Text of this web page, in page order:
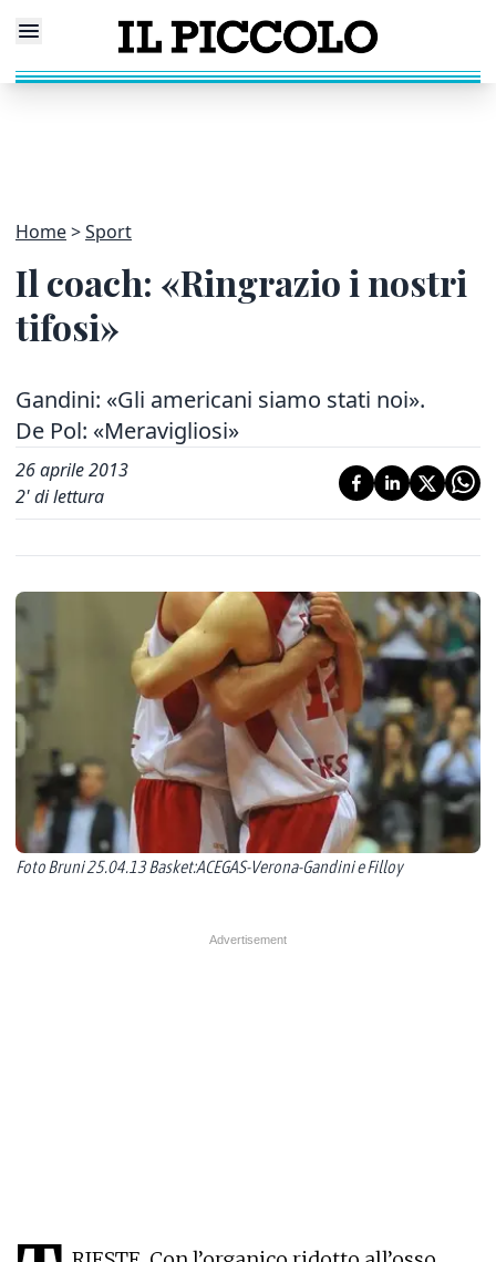
Home Sport
Il coach: «Ringrazio i nostri
tifosi»
Gandini: «Gli americani siamo stati noi».
De Pol: «Meravigliosi»
26 aprile 2013
2' di lettura
Foto Bruni 25.04.13 Basket:ACEGAS-Verona-Gandini e Filloy